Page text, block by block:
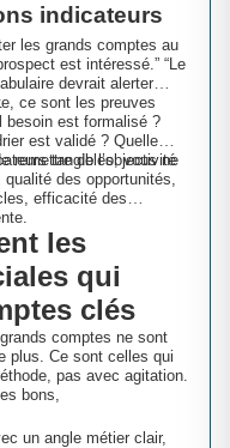
indicateurs
les grands comptes au
est intéressé.” “Le
devrait alerter
ce sont les preuves
besoin est formalisé ?
est validé ? Quelle
tangibles, vous ne
remettre de l’objectivité
des opportunités,
efficacité des
les
qui
clés
comptes ne sont
plus. Ce sont celles qui
pas avec agitation.
bons,
un angle métier clair,